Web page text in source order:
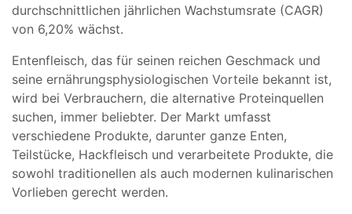
durchschnittlichen jährlichen Wachstumsrate (CAGR)
von 6,20% wächst.
Entenfleisch, das für seinen reichen Geschmack und
seine ernährungsphysiologischen Vorteile bekannt ist,
wird bei Verbrauchern, die alternative Proteinquellen
suchen, immer beliebter. Der Markt umfasst
verschiedene Produkte, darunter ganze Enten,
Teilstücke, Hackfleisch und verarbeitete Produkte, die
sowohl traditionellen als auch modernen kulinarischen
Vorlieben gerecht werden.